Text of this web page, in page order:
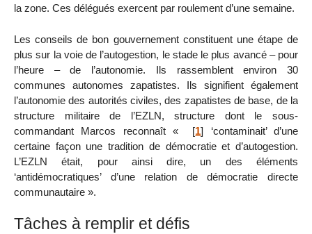
la zone. Ces délégués exercent par roulement d’une semaine.
Les conseils de bon gouvernement constituent une étape de
plus sur la voie de l’autogestion, le stade le plus avancé – pour
l’heure – de l’autonomie. Ils rassemblent environ 30
communes autonomes zapatistes. Ils signifient également
l’autonomie des autorités civiles, des zapatistes de base, de la
structure militaire de l’EZLN, structure dont le sous-
commandant Marcos reconnaît «
[1] ‘contaminait’ d’une
certaine façon une tradition de démocratie et d’autogestion.
L’EZLN était, pour ainsi dire, un des éléments
‘antidémocratiques’ d’une relation de démocratie directe
communautaire ».
Tâches à remplir et défis